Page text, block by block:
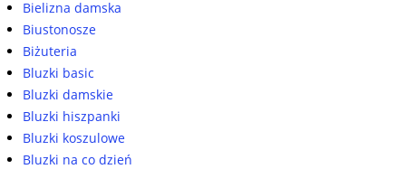
Bielizna damska
Biustonosze
Biżuteria
Bluzki basic
Bluzki damskie
Bluzki hiszpanki
Bluzki koszulowe
Bluzki na co dzień